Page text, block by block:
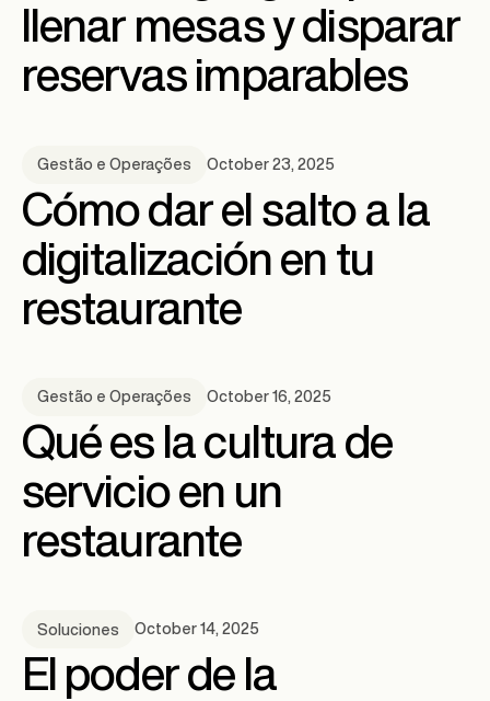
llenar mesas y disparar
reservas imparables
Gestão e Operações October 23, 2025
Cómo dar el salto a la
digitalización en tu
restaurante
Gestão e Operações October 16, 2025
Qué es la cultura de
servicio en un
restaurante
Soluciones October 14, 2025
El poder de la